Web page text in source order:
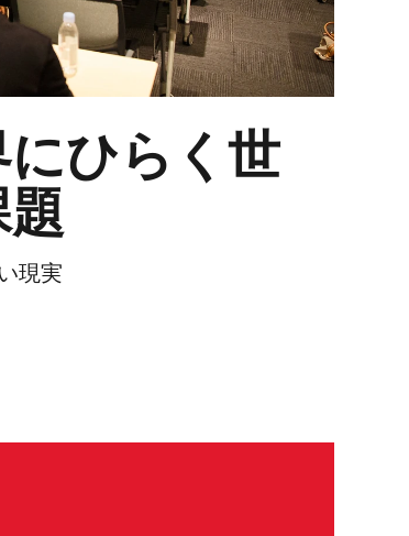
にひらく世
題
現実